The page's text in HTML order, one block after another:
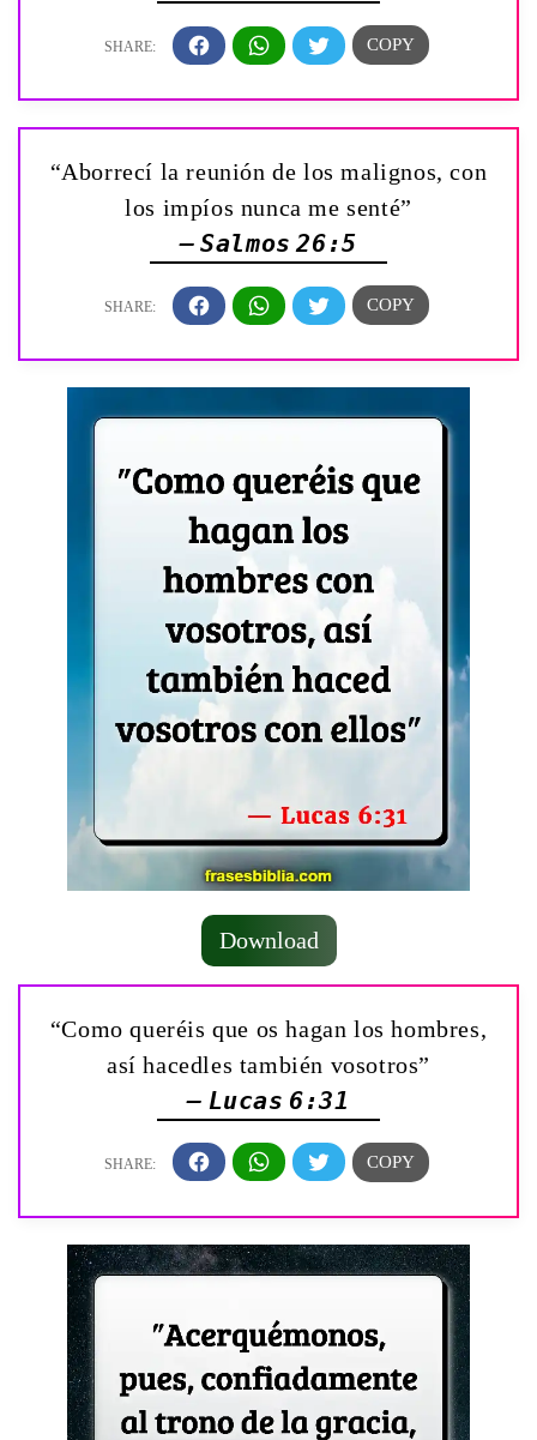
“Aborrecí la reunión de los malignos, con
los impíos nunca me senté”
— Salmos 26:5
Download
“Como queréis que os hagan los hombres,
así hacedles también vosotros”
— Lucas 6:31